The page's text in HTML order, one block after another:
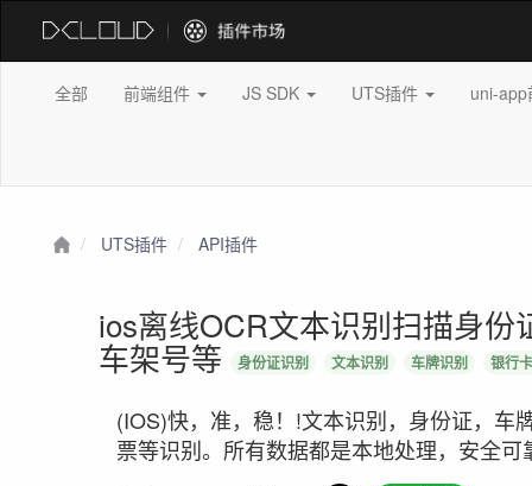
全部 前端组件 JS SDK UTS插件 uni-
UTS插件 API插件
ios离线OCR文本识别扫描身
车架号等 身份证识别 文本识别 车牌识别 银行
(IOS)快，准，稳！!文本识别，身份证，车
票等识别。所有数据都是本地处理，安全